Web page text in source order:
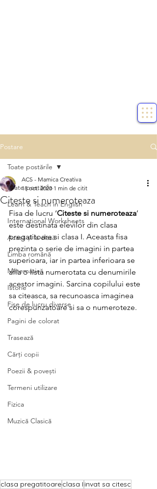
Postare
Toate postările
Learn & Teach in English
International Worksheets
Acasă și la clasă
Limba română
Matematică
Istorie
Fișe de lucru diverse
Pagini de colorat
Trasează
Cărți copii
Poezii & povești
Termeni utilizare
Fizica
Muzică Clasică
Toate postările
Citeste si numeroteaza
ACS - Mamica Creativa
18 oct. 2023 1 min de citit
Fisa de lucru ‘Citeste si numeroteaza’
este destinata elevilor din clasa
pregatitoare si clasa I. Aceasta fisa
prezinta o serie de imagini in partea
superioara, iar in partea inferioara se
afla o lista numerotata cu denumirile
acestor imagini. Sarcina copilului este
sa citeasca, sa recunoasca imaginea
corespunzatoare si sa o numeroteze.
clasa pregatitoareclasa I invat sa citesc